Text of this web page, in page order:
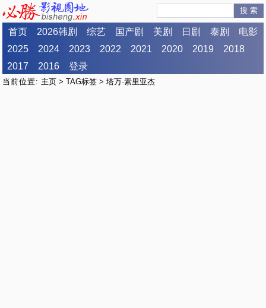
搜 索
首页 2026韩剧 综艺 国产剧 美剧 日剧 泰剧
电影
2025
2024 2023 2022 2021 2020 2019
2018
2017
2016 登录
当前位置: 主页 >TAG标签 > 塔万·素里亚杰